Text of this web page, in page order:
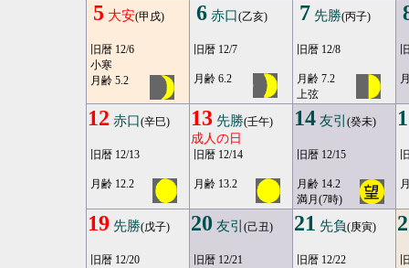
5 大安(甲戌)
旧暦 12/6
小寒
月齢 5.2
6 赤口(乙亥)
旧暦 12/7
月齢 6.2
7 先勝(丙子)
旧暦 12/8
月齢 7.2
上弦
12 赤口(辛巳)
旧暦 12/13
月齢 12.2
13 先勝(壬午)
成人の日
旧暦 12/14
月齢 13.2
14 友引 (癸未)
旧暦 12/15
月齢 14.2
満月(7時)
19 先勝(戊子)
旧暦 12/20
20 友引 (己丑)
旧暦 12/21
21 先負(庚寅)
旧暦 12/22